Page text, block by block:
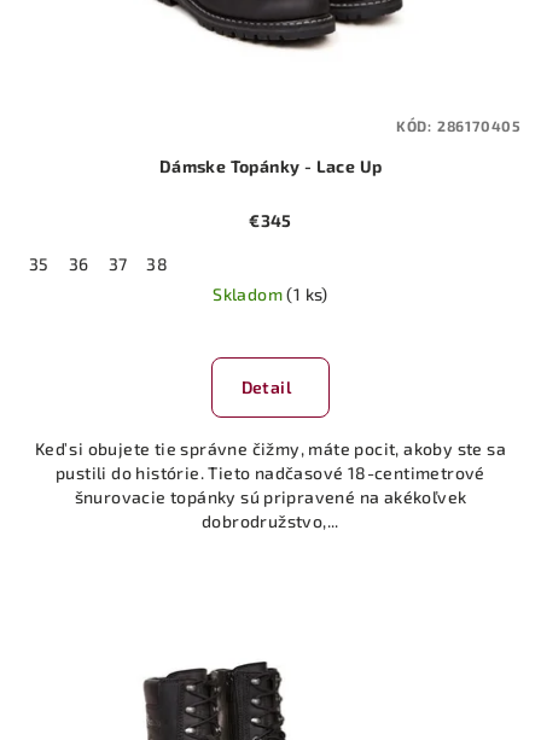
Dámske Topánky - Lace Up
€345
35 36 37
38
Skladom(1 ks)
hodnotenie
produktu
z
5
hviezdičiek.
Detail
Keď si obujete tie správne čižmy, máte pocit, akoby ste sa
pustili do histórie. Tieto nadčasové 18-centimetrové
šnurovacie topánky sú pripravené na akékoľvek
dobrodružstvo,...
KÓD: 286170405